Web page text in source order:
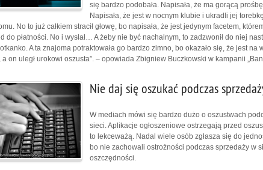
się bardzo podobała. Napisała, że ma gorącą
Napisała, że jest w nocnym klubie i ukradli jej
No to już całkiem stracił głowę, bo napisała, że jest jedynym facetem,
do płatności. No i wysłał… A żeby nie być nachalnym, to zadzwonił do niej
A ta znajoma potraktowała go bardzo zimno, bo okazało się, że jest na
a on uległ urokowi oszusta”. – opowiada Zbigniew Buczkowski w kampanii
Nie daj się oszukać podczas
W mediach mówi się bardzo dużo o oszustwach
sieci. Aplikacje ogłoszeniowe ostrzegają przed
to lekceważą. Nadal wiele osób zgłasza się do
bo nie zachowali ostrożności podczas sprzedaży w
oszczędności.